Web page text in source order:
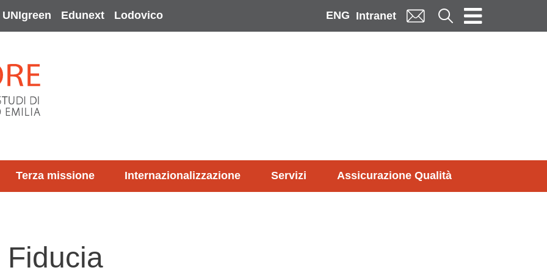
UNIgreen Edunext Lodovico ENG Intranet Cerca
Terza missione Internazionalizzazione Servizi Assicurazione Qualità
Fiducia